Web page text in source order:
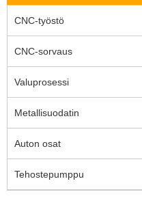
CNC-työstö
CNC-sorvaus
Valuprosessi
Metallisuodatin
Auton osat
Tehostepumppu